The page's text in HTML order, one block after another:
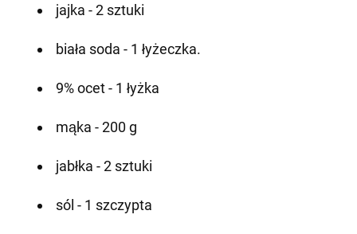
jajka - 2 sztuki
biała soda - 1 łyżeczka.
9% ocet - 1 łyżka
mąka - 200 g
jabłka - 2 sztuki
sól - 1 szczypta